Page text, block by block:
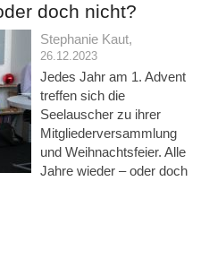
doch nicht?
Stephanie Kaut,
26.12.2023
Jedes Jahr am 1. Advent
treffen sich die
Seelauscher zu ihrer
Mitgliederversammlung
und Weihnachtsfeier. Alle
Jahre wieder – oder doch